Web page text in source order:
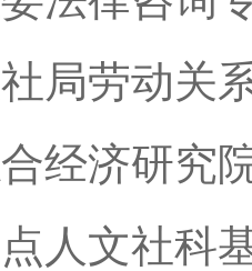
局劳动关
经济研究
人文社科